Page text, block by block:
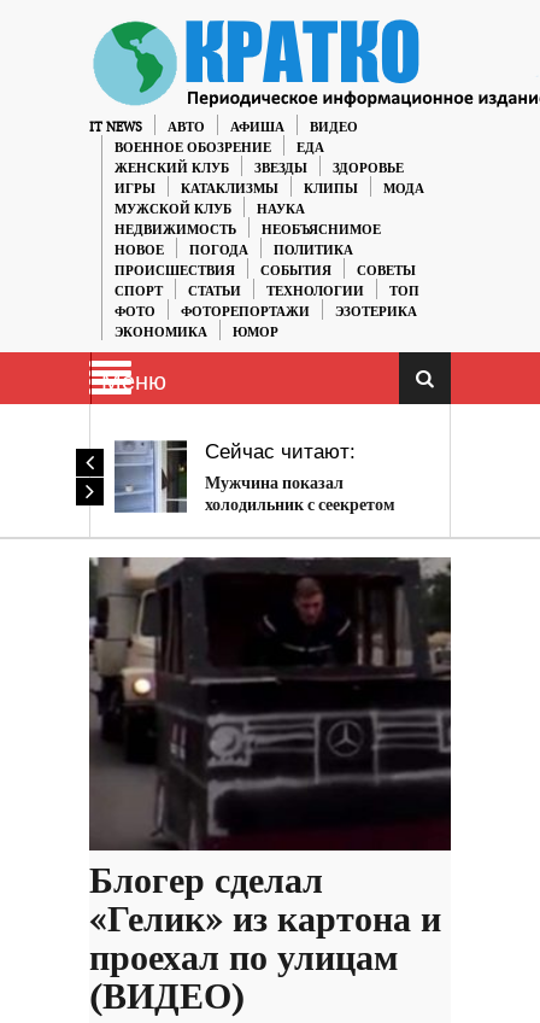
IT NEWS АВТО АФИША
ВИДЕО
ВОЕННОЕ ОБОЗРЕНИЕ
ЕДА
ЖЕНСКИЙ КЛУБ
ЗВЕЗДЫ
ЗДОРОВЬЕ
ИГРЫ
КАТАКЛИЗМЫ КЛИПЫ
МОДА
МУЖСКОЙ КЛУБ
НАУКА
НЕДВИЖИМОСТЬ
НЕОБЪЯСНИМОЕ
НОВОЕ
ПОГОДА
ПОЛИТИКА
ПРОИСШЕСТВИЯ
СОБЫТИЯ
СОВЕТЫ
СПОРТ
СТАТЬИ ТЕХНОЛОГИИ
ТОП
ФОТО
ФОТОРЕПОРТАЖИ
ЭЗОТЕРИКА
ЭКОНОМИКА
ЮМОР
Меню
Сейчас читают:
Мужчина показал
холодильник с сеекретом
Блогер сделал
«Гелик» из картона и
проехал по улицам
(ВИДЕО)